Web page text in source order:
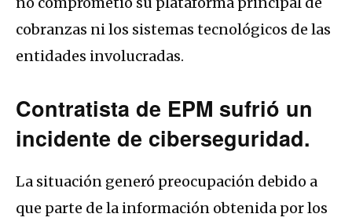
cobranzas ni los sistemas tecnológicos de las
entidades involucradas.
Contratista de EPM sufrió un
incidente de ciberseguridad.
La situación generó preocupación debido a
que parte de la información obtenida por los